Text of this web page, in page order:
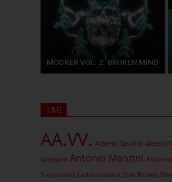
MOCKER VOL. 2. BROKEN MIND
TAG
AA.VV. Alberto Savinio Alessio
Giussani Antonio Manzini Antonio
Sutherland caduta capelli Dan Brown